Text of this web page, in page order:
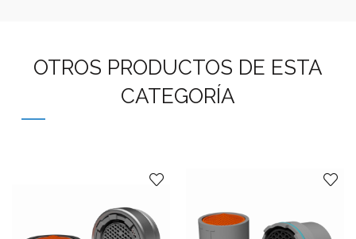
OTROS PRODUCTOS DE ESTA
CATEGORÍA